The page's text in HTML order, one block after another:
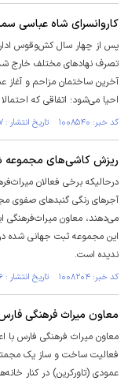
کاروانسرای شاه عباسی
پس از چهار سال کش‌وقوس
تصرف نهادهای مختلف خارج
احیا می‌شود؛ اتفاقی که
کد خبر: ۱۰۰۸۵۴۰ تاریخ انتشار : ۱۴۰۴/۰۵/۲۷
ریزش کاشی‌های
درحالیکه برخی فعالان
آجر‌های رنگی گنبد‌های صفوی
می‌دهند، معاون میراث‌فرهنگی
این مجموعه ثبت جهانی شده
ندیده است.
کد خبر: ۱۰۰۸۲۰۴ تاریخ انتشار : ۱۴۰۴/۰۵/۲۶
معاون میراث فرهنگی
معاون میراث فرهنگی فارس با
فعالیت ساخت و ساز یک
عمودی (تاورکرین) در کنار